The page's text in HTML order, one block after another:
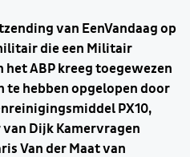
van EenVandaag op
die een Militair
ABP kreeg toegewezen
te hebben opgelopen door
PX10,
Dijk Kamervragen
Van der Maat van